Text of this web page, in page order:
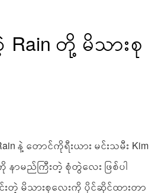
တို့ မိသားစု
နဲ့ တောင်ကိုရီးယား မင်းသမီး Kim
ာမည်ကြီးတဲ့ စုံတွဲလေး ဖြစ်ပါ
းတဲ့ မိသားစုလေးကို ပိုင်ဆိုင်ထားတာ